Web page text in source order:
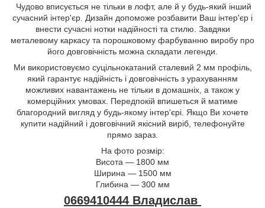
Чудово вписується не тільки в лофт, але й у будь-який інший
сучасний інтер'єр. Дизайн допоможе розбавити Ваш інтер'єр і
внести сучасні нотки надійності та стилю. Завдяки
металевому каркасу та порошковому фарбуванню виробу про
його довговічність можна складати легенди.
Ми використовуємо суцільнокатаний сталевий 2 мм профіль,
який гарантує надійність і довговічність з урахуванням
можливих навантажень не тільки в домашніх, а також у
комерційних умовах. Передпокій впишеться й матиме
благородний вигляд у будь-якому інтер'єрі. Якщо Ви хочете
купити надійний і довговічний якісний виріб, телефонуйте
прямо зараз.
На фото розмір:
Висота — 1800 мм
Ширина — 1500 мм
Глибина — 300 мм
0669410444 Владислав